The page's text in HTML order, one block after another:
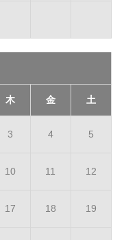
木 金 土
3 4 5
10 11 12
17 18 19